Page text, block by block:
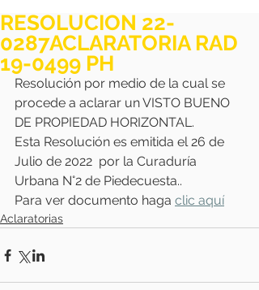
RESOLUCION 22-
0287ACLARATORIA RAD
19-0499 PH
Resolución por medio de la cual se
procede a aclarar un VISTO BUENO
DE PROPIEDAD HORIZONTAL.
Esta Resolución es emitida el 26 de
Julio de 2022  por la Curaduría
Urbana N°2 de Piedecuesta..
Para ver documento haga clic aquí
Aclaratorias